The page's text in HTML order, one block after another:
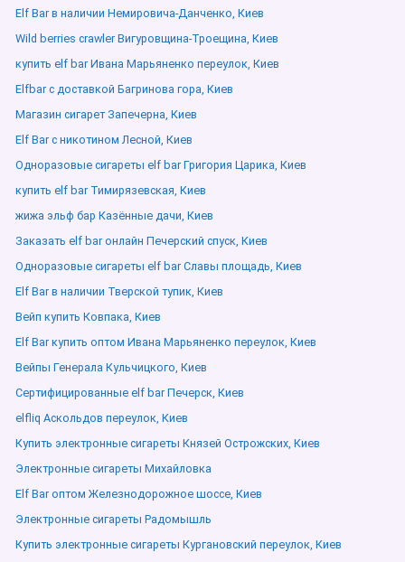
Elf Bar в наличии Немировича-Данченко, Киев
Wild berries crawler Вигуровщина-Троещина, Киев
купить elf bar Ивана Марьяненко переулок, Киев
Elfbar с доставкой Багринова гора, Киев
Магазин сигарет Запечерна, Киев
Elf Bar с никотином Лесной, Киев
Одноразовые сигареты elf bar Григория Царика, Киев
купить elf bar Тимирязевская, Киев
жижа эльф бар Казённые дачи, Киев
Заказать elf bar онлайн Печерский спуск, Киев
Одноразовые сигареты elf bar Славы площадь, Киев
Elf Bar в наличии Тверской тупик, Киев
Вейп купить Ковпака, Киев
Elf Bar купить оптом Ивана Марьяненко переулок, Киев
Вейпы Генерала Кульчицкого, Киев
Сертифицированные elf bar Печерск, Киев
elfliq Аскольдов переулок, Киев
Купить электронные сигареты Князей Острожских, Киев
Электронные сигареты Михайловка
Elf Bar оптом Железнодорожное шоссе, Киев
Электронные сигареты Радомышль
Купить электронные сигареты Кургановский переулок, Киев